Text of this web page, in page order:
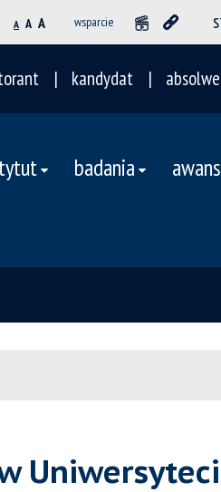
A A A wsparcie
kandydat
badania